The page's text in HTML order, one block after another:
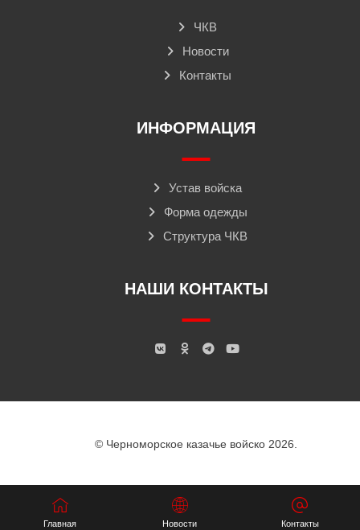
ЧКВ
Новости
Контакты
ИНФОРМАЦИЯ
Устав войска
Форма одежды
Структура ЧКВ
НАШИ КОНТАКТЫ
© Черноморское казачье войско 2026.
Главная Новости Контакты